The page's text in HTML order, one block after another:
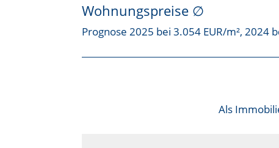
Wohnungspreise ∅
Prognose 2025 bei 3.054 EUR/m², 2024
Als